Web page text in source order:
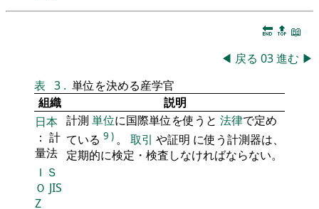
🔚 🔝 📖
◀ 戻る 03進む ▶
表 3 . 単位を決める産学官
組織
説明
日本
： 計
量法
計測 単位に国際単位を使うと 法律で定め
ている 9 ) 。 取引 や証明 に使う計測器は、
定期的に検定・検査しなければならない。
ＩＳ
Ｏ JIS
Z